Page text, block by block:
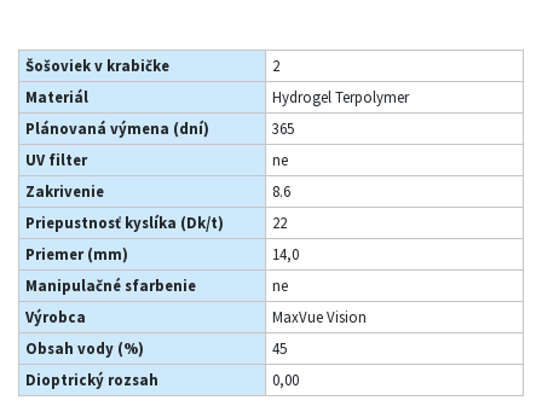
Šošoviek v krabičke
2
Materiál
Hydrogel Terpolymer
Plánovaná výmena (dní)
365
UV filter
ne
Zakrivenie
8.6
Priepustnosť kyslíka (Dk/t)
22
Priemer (mm)
14,0
Manipulačné sfarbenie
ne
Výrobca
MaxVue Vision
Obsah vody (%)
45
Dioptrický rozsah
0,00